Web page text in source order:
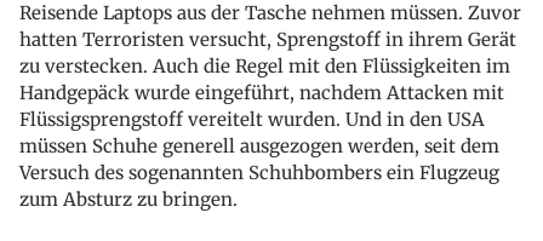
Reisende Laptops aus der Tasche nehmen müssen. Zuvor
hatten Terroristen versucht, Sprengstoff in ihrem Gerät
zu verstecken. Auch die Regel mit den Flüssigkeiten im
Handgepäck wurde eingeführt, nachdem Attacken mit
Flüssigsprengstoff vereitelt wurden. Und in den USA
müssen Schuhe generell ausgezogen werden, seit dem
Versuch des sogenannten Schuhbombers ein Flugzeug
zum Absturz zu bringen.